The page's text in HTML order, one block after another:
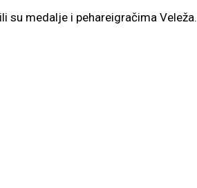
su medalje i pehareigračima Veleža.